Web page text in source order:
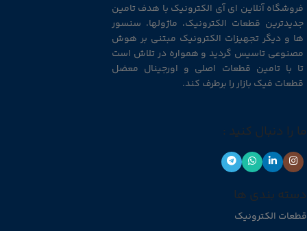
فروشگاه آنلاین ای آی الکترونیک با هدف تامین
جدیدترین قطعات الکترونیک، ماژولها، سنسور
ها و دیگر تجهیزات الکترونیک مبتنی بر هوش
مصنوعی تاسیس گردید و همواره در تلاش است
تا با تامین قطعات اصلی و اورجینال معضل
قطعات فیک بازار را برطرف کند.
ما را دنبال کنید :
دسته بندی ها
قطعات الکترونیک